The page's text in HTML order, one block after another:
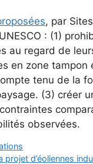
, par
: (1)
au regard de
en zone
tenu de la
(3) créer
observées.
d’éoliennes